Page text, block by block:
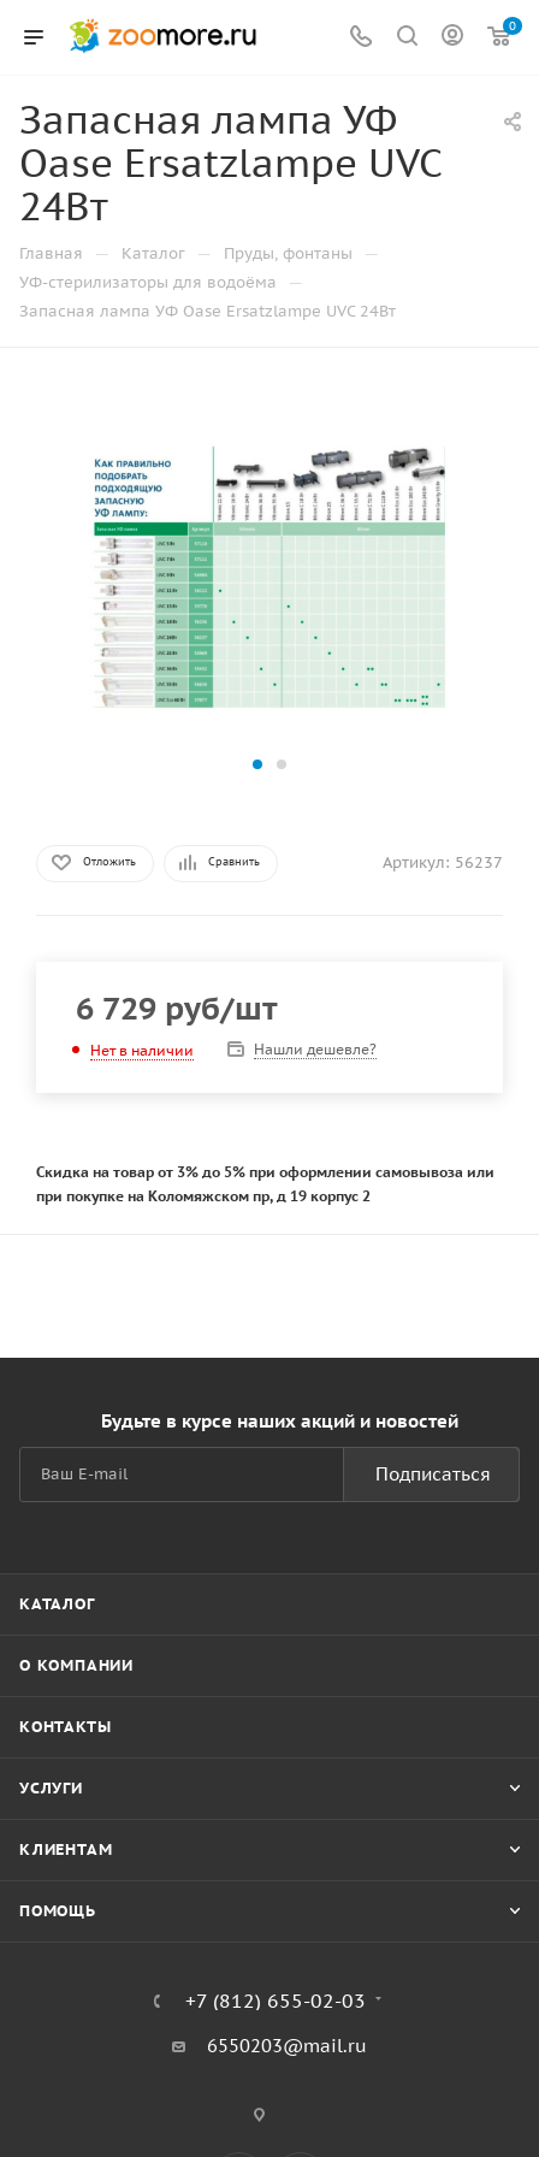
0
Запасная лампа УФ
Oase Ersatzlampe UVC
24Вт
Главная — Каталог — Пруды, фонтаны —
УФ-стерилизаторы для водоёма —
Запасная лампа УФ Oase Ersatzlampe UVC 24Вт
Отложить Сравнить Артикул: 56237
6 729 руб/шт
Нет в наличии Нашли дешевле?
Скидка на товар от 3% до 5% при оформлении самовывоза или
при покупке на Коломяжском пр, д 19 корпус 2
Будьте в курсе наших акций и новостей
Подписаться
КАТАЛОГ
О КОМПАНИИ
КОНТАКТЫ
УСЛУГИ
КЛИЕНТАМ
ПОМОЩЬ
+7 (812) 655-02-03
6550203@mail.ru